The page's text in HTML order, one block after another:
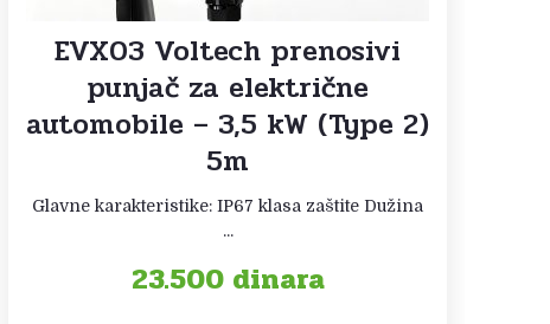
EVX03 Voltech prenosivi
punjač za električne
automobile – 3,5 kW (Type 2)
5m
Glavne karakteristike: IP67 klasa zaštite Dužina
...
23.500 dinara